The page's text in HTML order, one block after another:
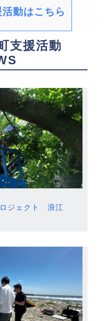
動はこちら
支援活動
ジェクト 浪江